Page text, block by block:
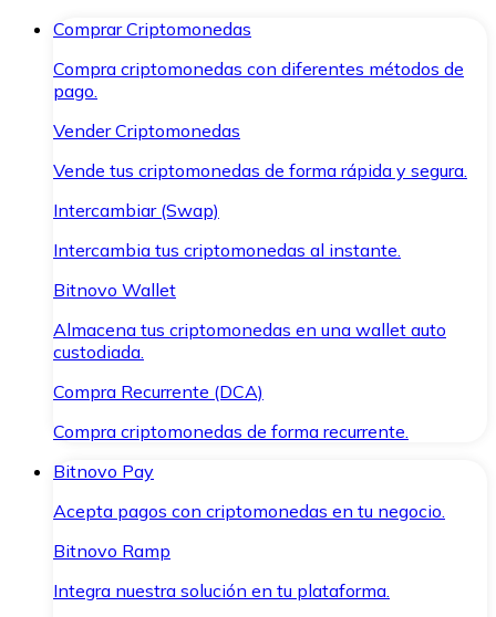
Comprar Criptomonedas
Compra criptomonedas con diferentes métodos de
pago.
Vender Criptomonedas
Vende tus criptomonedas de forma rápida y segura.
Intercambiar (Swap)
Intercambia tus criptomonedas al instante.
Bitnovo Wallet
Almacena tus criptomonedas en una wallet auto
custodiada.
Compra Recurrente (DCA)
Compra criptomonedas de forma recurrente.
Bitnovo Pay
Acepta pagos con criptomonedas en tu negocio.
Bitnovo Ramp
Integra nuestra solución en tu plataforma.